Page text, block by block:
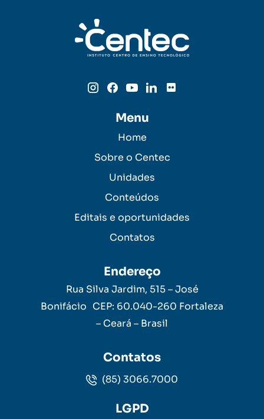
Menu
Home
Sobre o Centec
Unidades
Conteúdos
Editais e oportunidades
Contatos
Endereço
Rua Silva Jardim, 515 – José
Bonifácio CEP: 60.040-260 Fortaleza
– Ceará – Brasil
Contatos
(85) 3066.7000
LGPD